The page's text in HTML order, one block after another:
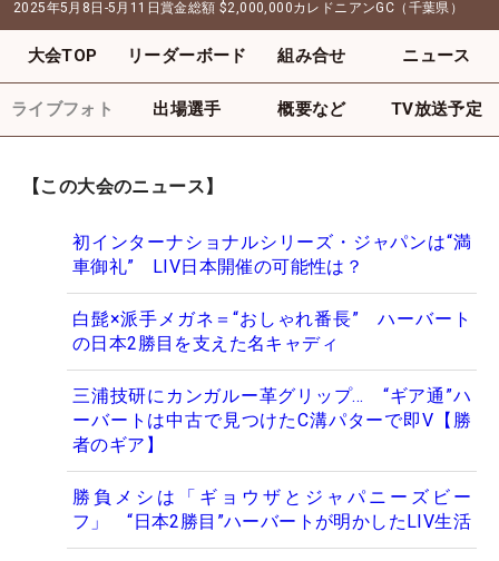
2025年5月8日-5月11日賞金総額 $2,000,000カレドニアンGC（千葉県）
大会TOP リーダーボード 組み合せ ニュース
ライブフォト 出場選手 概要など TV放送予定
【この大会のニュース】
初インターナショナルシリーズ・ジャパンは“満
車御礼” LIV日本開催の可能性は？
白髭×派手メガネ＝“おしゃれ番長” ハーバート
の日本2勝目を支えた名キャディ
三浦技研にカンガルー革グリップ… “ギア通”ハ
ーバートは中古で見つけたC溝パターで即V【勝
者のギア】
勝負メシは「ギョウザとジャパニーズビー
フ」 “日本2勝目”ハーバートが明かしたLIV生活